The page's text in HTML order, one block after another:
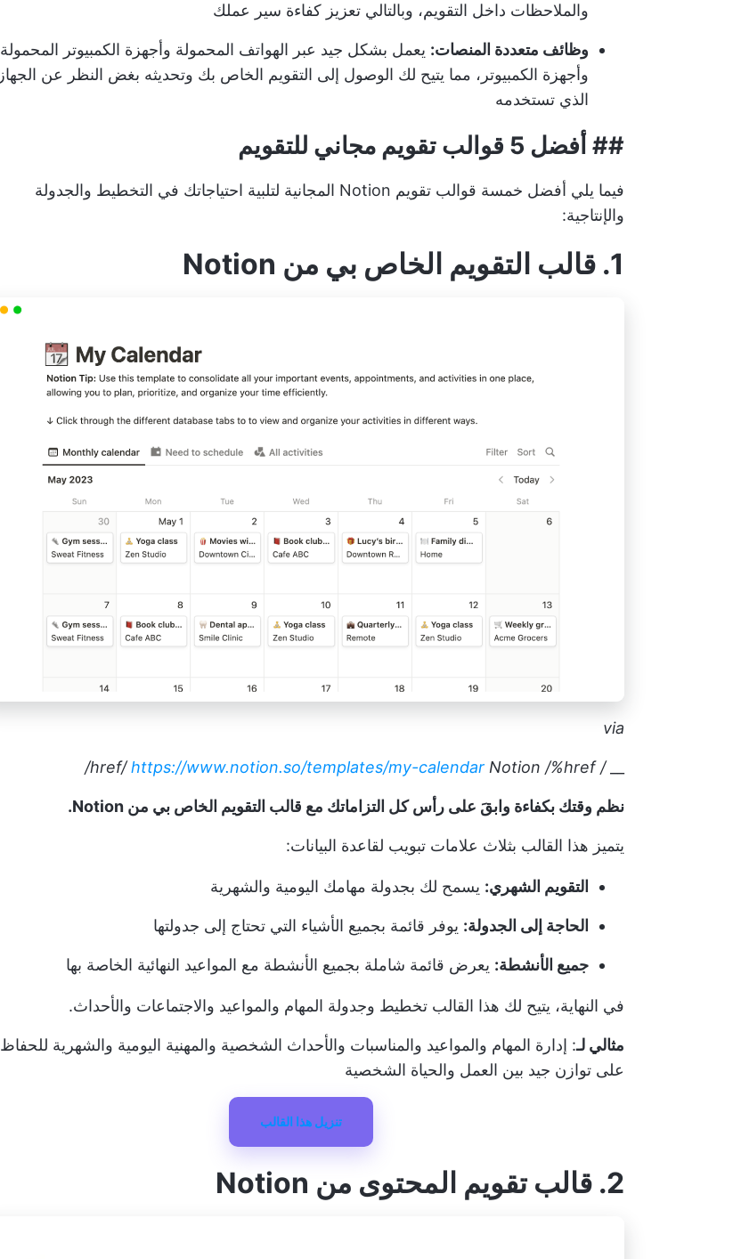
والملاحظات داخل التقويم، وبالتالي تعزيز كفاءة سير عملك
وظائف متعددة المنصات: يعمل بشكل جيد عبر الهواتف المحمولة وأجهزة الكمبيوتر المحمولة
وأجهزة الكمبيوتر، مما يتيح لك الوصول إلى التقويم الخاص بك وتحديثه بغض النظر عن الجهاز
الذي تستخدمه
## أفضل 5 قوالب تقويم مجاني للتقويم
فيما يلي أفضل خمسة قوالب تقويم Notion المجانية لتلبية احتياجاتك في التخطيط والجدولة
والإنتاجية:
1. قالب التقويم الخاص بي من Notion
via
/ href/
https://www.notion.so/templates/my-calendar Notion /%href/
نظم وقتك بكفاءة وابقَ على رأس كل التزاماتك مع قالب التقويم الخاص بي من Notion.
يتميز هذا القالب بثلاث علامات تبويب لقاعدة البيانات:
التقويم الشهري: يسمح لك بجدولة مهامك اليومية والشهرية
الحاجة إلى الجدولة: يوفر قائمة بجميع الأشياء التي تحتاج إلى جدولتها
جميع الأنشطة: يعرض قائمة شاملة بجميع الأنشطة مع المواعيد النهائية الخاصة بها
في النهاية، يتيح لك هذا القالب تخطيط وجدولة المهام والمواعيد والاجتماعات والأحداث.
مثالي لـ: إدارة المهام والمواعيد والمناسبات والأحداث الشخصية والمهنية اليومية والشهرية للحفاظ
على توازن جيد بين العمل والحياة الشخصية
تنزيل هذا القالب
2. قالب تقويم المحتوى من Notion